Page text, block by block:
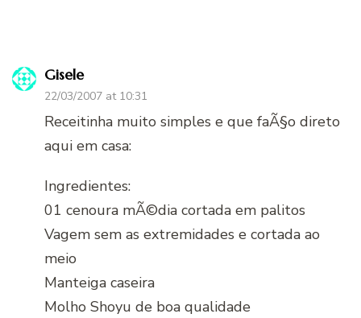
Gisele
22/03/2007 at 10:31
Receitinha muito simples e que faÃ§o direto
aqui em casa:
Ingredientes:
01 cenoura mÃ©dia cortada em palitos
Vagem sem as extremidades e cortada ao
meio
Manteiga caseira
Molho Shoyu de boa qualidade